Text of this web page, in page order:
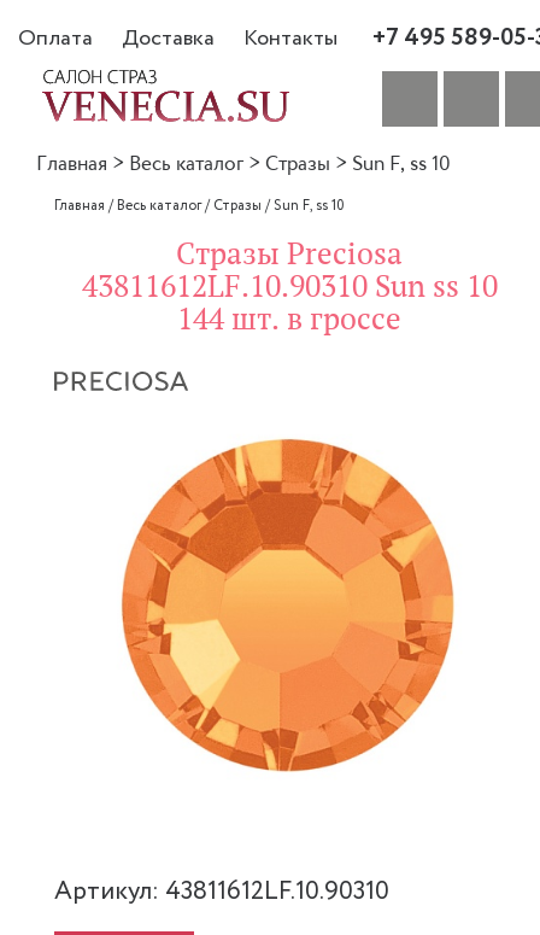
Оплата Доставка Контакты +7 495 589-
Главная > Весь каталог > Стразы > Sun F, ss 10
Главная /Весь каталог/Стразы /Sun F, ss 10
Стразы Preciosa
43811612LF.10.90310 Sun ss 10
144 шт. в гроссе
Артикул: 43811612LF.10.90310